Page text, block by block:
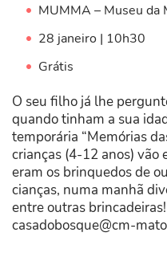
MUMMA – Museu da
28 janeiro | 10h30
Grátis
O seu filho já lhe
quando tinham a sua
temporária “Memórias
crianças (4-12 anos) vão
eram os brinquedos de
cianças, numa manhã
entre outras
casadobosque@cm-